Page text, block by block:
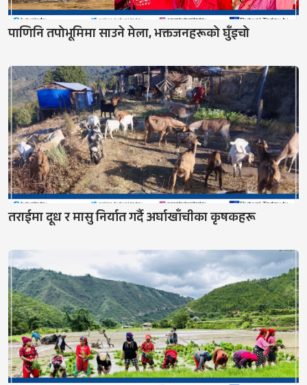
पाणिनि तपोभूमिमा साउने मेला, भक्तजनहरूको घुँइचो
तराईमा दूध र मासु निर्यात गर्दै अर्घाखाँचीका कृषकहरू